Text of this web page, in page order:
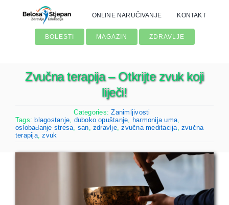
ONLINE NARUČIVANJE KONTAKT
BOLESTI MAGAZIN ZDRAVLJE
Zvučna terapija – Otkrijte zvuk koji
liječi!
Categories:Zanimljivosti
Tags:blagostanje duboko opuštanje harmonija uma
oslobađanje stresa san ,zdravlje,zvučna meditacija zvučna
terapija,zvuk